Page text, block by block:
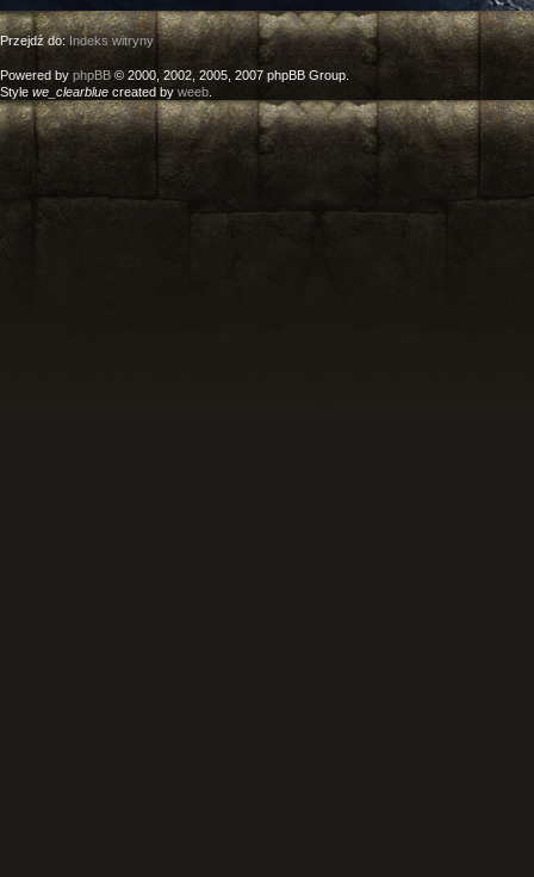
Przejdź do:Indeks witryny
Powered by phpBB © 2000, 2002, 2005, 2007 phpBB Group.
Style we_clearblue created by weeb